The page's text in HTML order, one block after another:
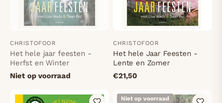
CHRISTOFOOR
Het hele jaar feesten -
Herfst en Winter
Niet op voorraad
CHRISTOFOOR
Het hele Jaar Feesten -
Lente en Zomer
€21,50
Niet op voorraad